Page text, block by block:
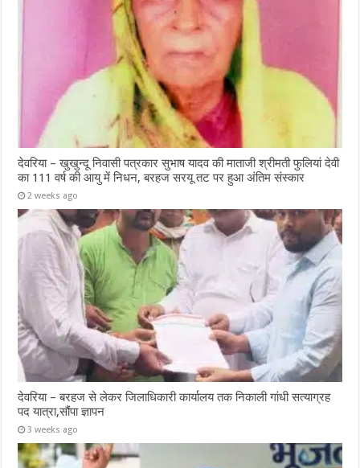
देवरिया – खुखुन्दू निवासी पत्रकार सुभाष यादव की माताजी श्रीमती फुलियां देवी
का 111 वर्ष की आयु में निधन, बरहज सरयू तट पर हुआ अंतिम संस्कार
2 weeks ago
देवरिया – बरहज से लेकर जिलाधिकारी कार्यालय तक निकाली गांधी सत्याग्रह
पद यात्रा,सौंपा ज्ञापन
3 weeks ago